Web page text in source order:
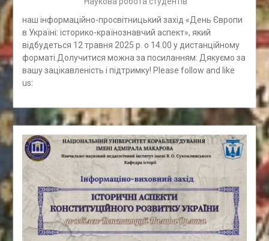
наш інформаційно-просвітницький захід «День Європи
в Україні: історико-країнознавчий аспект», який
відбудеться 12 травня 2025 р. о 14.00 у дистанційному
форматі.Долучитися можна за посиланням: Дякуємо за
вашу зацікавленість і підтримку! Please follow and like
us: